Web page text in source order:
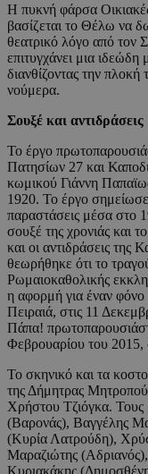
Η πυκνή φάρσα
βασίζεται το Θέλω να
θεατρικό λόγο από τον
επιτυγχάνει μια
διανθίζοντας την
νούμερα.
Σουξέ και αντιδράσεις
Το έργο
Πατησίων 27 και
κωμικού Γιάννη
1920. Το έργο
παραστάσεις μέσα στο
σουξέ της χρονιάς και
και οι αντιδράσεις της
θεωρήθηκε ότι το
Ρωμαιοκαθολικής
η αφορμή για έναν
Πειραιά, στις 11
Πάπα!
Φεβρουαρίου του 2015,
Το σκηνικό και τα
της Δήμητρας
Χρήστου Τζιόγκα. Τους
(Βαρονάς), Βαγγέλης
(Κυρία Λατρούδη),
Μαραζιώτης
Κυριακάκης